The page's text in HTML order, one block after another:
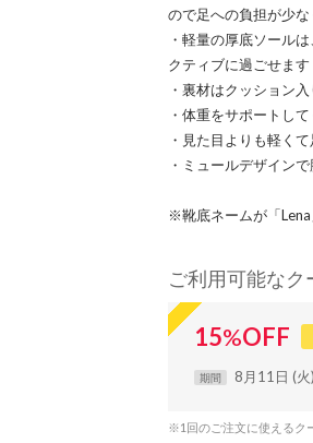
ので足への負担が少な
・軽量の厚底ソール
クティブに過ごせます
・裏材はクッション
・体重をサポートし
・見た目よりも軽く
・ミュールデザイン
※靴底ネームが「Lena
ご利用可能なク
15%OFF
期間 8月11日 (
※1回のご注文に使えるク